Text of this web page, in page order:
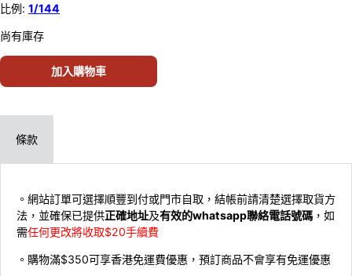
比例: 1/144
尚有庫存
加入購物車
條款
。網站訂單可選擇順豐到付或門市自取，結帳前請清楚選擇取貨方
法，並確保已提供正確地址及有效的whatsapp聯絡電話號碼 ，如
需任何更改將收取$20手續費
。購物滿$350可享香港免運費優惠，預訂商品不會享有免運優惠